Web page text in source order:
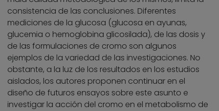
consistencia de las conclusiones. Diferentes
mediciones de la glucosa (glucosa en ayunas,
glucemia o hemoglobina glicosilada), de las dosis y
de las formulaciones de cromo son algunos
ejemplos de la variedad de las investigaciones. No
obstante, a la luz de los resultados en los estudios
aislados, los autores proponen continuar en el
diseño de futuros ensayos sobre este asunto e
investigar la acción del cromo en el metabolismo de